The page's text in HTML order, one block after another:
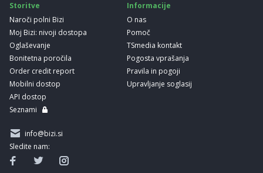
Storitve
Naroči polni Bizi
Moj Bizi: nivoji dostopa
Oglaševanje
Bonitetna poročila
Order credit report
Mobilni dostop
API dostop
Seznami
Informacije
O nas
Pomoč
TSmedia kontakt
Pogosta vprašanja
Pravila in pogoji
Upravljanje soglasij
info@bizi.si
Sledite nam: